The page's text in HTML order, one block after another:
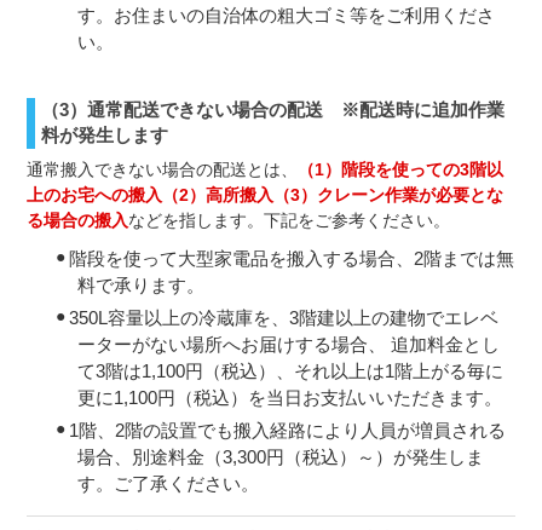
す。お住まいの自治体の粗大ゴミ等をご利用くださ
い。
（3）通常配送できない場合の配送 ※配送時に追加作業
料が発生します
通常搬入できない場合の配送とは、
（1）階段を使っての3階以
上のお宅への搬入（2）高所搬入（3）クレーン作業が必要とな
る場合の搬入などを指します。下記をご参考ください。
階段を使って大型家電品を搬入する場合、2階までは無
料で承ります。
350L容量以上の冷蔵庫を、3階建以上の建物でエレベ
ーターがない場所へお届けする場合、 追加料金とし
て3階は1,100円（税込）、それ以上は1階上がる毎に
更に1,100円（税込）を当日お支払いいただきます。
1階、2階の設置でも搬入経路により人員が増員される
場合、別途料金（3,300円（税込）～）が発生しま
す。ご了承ください。